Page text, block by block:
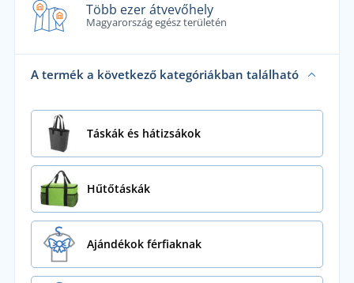
Több ezer átvevőhely
Magyarország egész területén
A termék a következő kategóriákban található
Táskák és hátizsákok
Hűtőtáskák
Ajándékok férfiaknak